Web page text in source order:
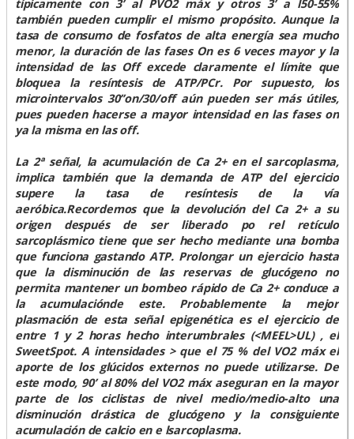
típicamente con 3’ al PVO2 máx y otros 3’ a l50-55%
también pueden cumplir el mismo propósito. Aunque la
tasa de consumo de fosfatos de alta energía sea mucho
menor, la duración de las fases On es 6 veces mayor y la
intensidad de las Off excede claramente el límite que
bloquea la resíntesis de ATP/PCr. Por supuesto, los
microintervalos 30’’on/30/off aún pueden ser más útiles,
pues pueden hacerse a mayor intensidad en las fases on
ya la misma en las off.
La 2ª señal, la acumulación de Ca 2+ en el sarcoplasma,
implica también que la demanda de ATP del ejercicio
supere la tasa de resíntesis de la vía
aeróbica.Recordemos que la devolución del Ca 2+ a su
origen después de ser liberado po rel retículo
sarcoplásmico tiene que ser hecho mediante una bomba
que funciona gastando ATP. Prolongar un ejercicio hasta
que la disminución de las reservas de glucógeno no
permita mantener un bombeo rápido de Ca 2+ conduce a
la acumulaciónde este. Probablemente la mejor
plasmación de esta señal epigenética es el ejercicio de
entre 1 y 2 horas hecho interumbrales (<MEEL>UL) , el
SweetSpot. A intensidades > que el 75 % del VO2 máx el
aporte de los glúcidos externos no puede utilizarse. De
este modo, 90’ al 80% del VO2 máx aseguran en la mayor
parte de los ciclistas de nivel medio/medio-alto una
disminución drástica de glucógeno y la consiguiente
acumulación de calcio en e lsarcoplasma.